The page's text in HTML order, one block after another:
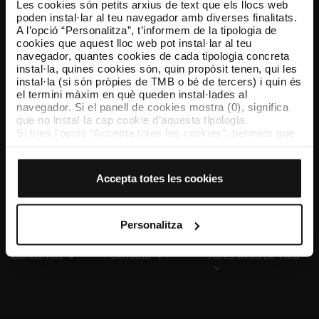
Les cookies són petits arxius de text que els llocs web
poden instal·lar al teu navegador amb diverses finalitats.
A l’opció “Personalitza”, t’informem de la tipologia de
cookies que aquest lloc web pot instal·lar al teu
navegador, quantes cookies de cada tipologia concreta
instal·la, quines cookies són, quin propòsit tenen, qui les
instal·la (si són pròpies de TMB o bé de tercers) i quin és
el termini màxim en què queden instal·lades al
navegador. Si el panell de cookies mostra (0), significa
que no instal·la cap cookie d’aquesta tipologia.
Si tries l’opció “Accepta totes les cookies”, permets que
El selector que es troba a la dreta de cada tipologia de
cookies d’aquella classe.
Un cop hagis marcat les teves preferències, has de fer
clic sobre “Selecciona i configura”. Així, s’instal·laran
només les cookies de la tipologia que hagis seleccionat
personalització, perquè permeten recordar les teves
opcions de navegació (com ara l’idioma) i milloren la teva
Accepta totes les cookies
Personalitza
TMB App
Descarrega’t TMB App i compra els teus bitllets
App Store Google Play
Coneix-nos Contacta Altres webs de TMB